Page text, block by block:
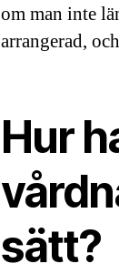
om man inte
arrangerad,
Hur
sätt?